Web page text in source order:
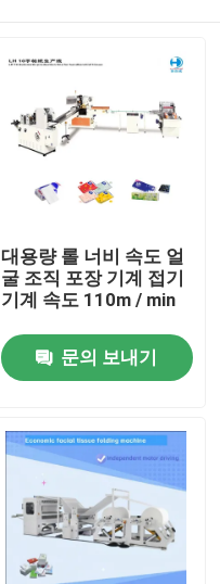
대용량 롤 너비 속도 얼
굴 조직 포장 기계 접기
기계 속도 110m / min
문의 보내기